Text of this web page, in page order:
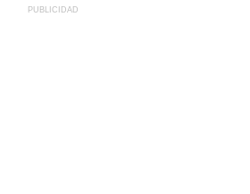
PUBLICIDAD